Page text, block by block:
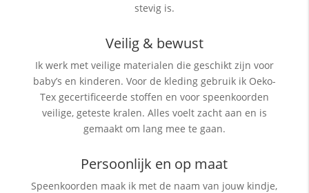
stevig is.
Veilig & bewust
Ik werk met veilige materialen die geschikt zijn voor
baby’s en kinderen. Voor de kleding gebruik ik Oeko-
Tex gecertificeerde stoffen en voor speenkoorden
veilige, geteste kralen. Alles voelt zacht aan en is
gemaakt om lang mee te gaan.
Persoonlijk en op maat
Speenkoorden maak ik met de naam van jouw kindje,